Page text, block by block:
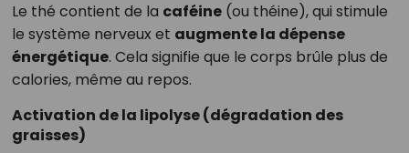
Le thé contient de la caféine(ou théine), qui stimule
le système nerveux et augmente la dépense
énergétique. Cela signifie que le corps brûle plus de
calories, même au repos.
Activation de la lipolyse (dégradation des
graisses)